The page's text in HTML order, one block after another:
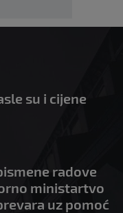
su i cijene
radove
ministartvo
uz pomoć